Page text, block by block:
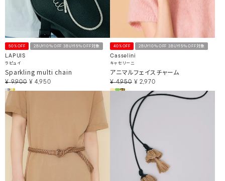
50%OFF 2BUY10％OFF 3BUY15％OFF対象
LAPUIS
ラピュイ
Sparkling multi chain
¥ 9,900 ¥ 4,950
40%OFF 2BUY10％OFF 3BUY15％OFF対象
Casselini
キャセリーニ
アニマルフェイスチャーム
¥ 4,950 ¥ 2,970